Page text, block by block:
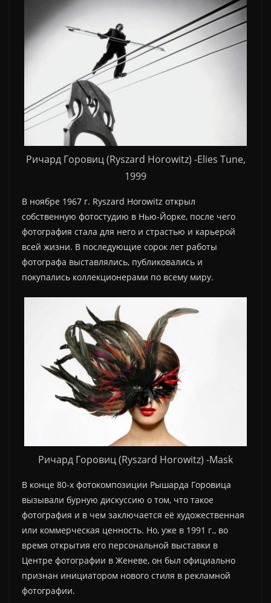
Ричард Горовиц (Ryszard Horowitz) -Elies Tune,
1999
В ноябре 1967 г. Ryszard Horowitz открыл
собственную фотостудию в Нью-Йорке, после чего
фотография стала для него и страстью и карьерой
всей жизни. В последующие сорок лет работы
фотографа выставлялись, публиковались и
покупались коллекционерами по всему миру.
Ричард Горовиц (Ryszard Horowitz) -Mask
В конце 80-х фотокомпозиции Рышарда Горовица
вызывали бурную дискуссию о том, что такое
фотография и в чем заключается её художественная
или коммерческая ценность. Но, уже в 1991 г., во
время открытия его персональной выставки в
Центре фотографии в Женеве, он был официально
признан инициатором нового стиля в рекламной
фотографии.